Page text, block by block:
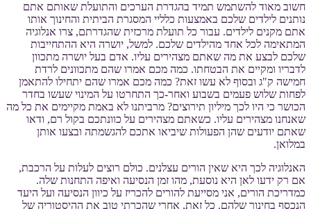
חשוב מאוד להשתמש תמיד בהגדרת הערכים והתועלת שאותם אתם
נותנים לילדים שלכם באמצעות כלליי המסגרת הביתית והחינוך אותו
אתם מקנים לילדים. עבור כל תועלת מרכזית שהגדרתם, צרו אנלוגיה
המתאימה לכל אחד מהילדים שלכם. למשל, יושרה היא ההתחייבות
שלכם לבצע את מה שאתם מצהירים עליו. אדם בעל יושרה מתכוון
לדבריו ומקיים את הבטחתו. כמה מכם אמרו שהם מתכוונים לרדת
חמישה ק"ג ובסוף לא עשו זאת? כמה מכם אמרו שהם יתחילו להתאמן
לפחות שלוש פעמים בשבוע ואחר-כך התחרטו על המינוי שעשו בחדר
הכושר כי היו לכך מיליון תירוצים? מרביתנו לא באמת מקיימים את כל מה
שאנחנו מצהירים עליו. כשאתם מצהירים על כוונתכם בקול רם, ודאו
שאתם יודעים שהן הפעולות שיביאו אתכם להגשמתה ובצעו אותן
במלואן.
האנלוגיה לכך היא שאין הורים עצלנים. כולם רוצים לעלות על הרכבת,
אם רק ידעו לאן היא נוסעת, מהו זמן הנסיעה ואיפה התחנות שלה.
כמדריכת הורים, אני מסייעת להורים להכריז על כיוון הנסיעה ועל היעד
הנכסף בחינוך שלהם. כל זאת, אחרי שהכרתי טוב את ההיסטוריה של